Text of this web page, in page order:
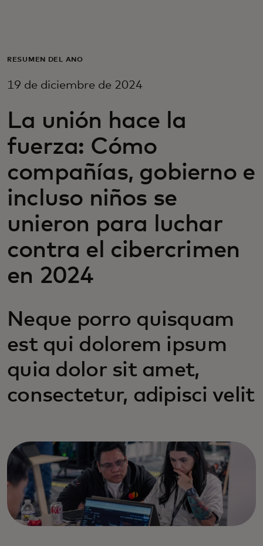
Para empresas
Para innovadores
Noticias y tendencias
RESUMEN DEL AÑO
19 de diciembre de 2024
La unión hace la
fuerza: Cómo
compañías, gobierno e
incluso niños se
unieron para luchar
contra el cibercrimen
en 2024
Neque porro quisquam
est qui dolorem ipsum
quia dolor sit amet,
consectetur, adipisci velit